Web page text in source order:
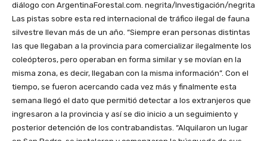
diálogo con ArgentinaForestal.com. negrita/Investigación/negrita
Las pistas sobre esta red internacional de tráfico ilegal de fauna
silvestre llevan más de un año. “Siempre eran personas distintas
las que llegaban a la provincia para comercializar ilegalmente los
coleópteros, pero operaban en forma similar y se movían en la
misma zona, es decir, llegaban con la misma información”. Con el
tiempo, se fueron acercando cada vez más y finalmente esta
semana llegó el dato que permitió detectar a los extranjeros que
ingresaron a la provincia y así se dio inicio a un seguimiento y
posterior detención de los contrabandistas. “Alquilaron un lugar